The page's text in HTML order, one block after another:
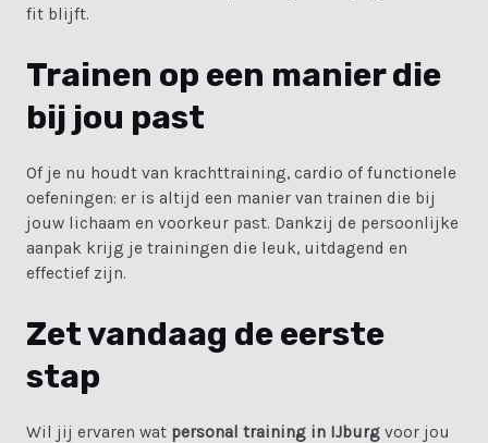
fit blijft.
Trainen op een manier die
bij jou past
Of je nu houdt van krachttraining, cardio of functionele
oefeningen: er is altijd een manier van trainen die bij
jouw lichaam en voorkeur past. Dankzij de persoonlijke
aanpak krijg je trainingen die leuk, uitdagend en
effectief zijn.
Zet vandaag de eerste
stap
Wil jij ervaren wat personal training in IJburgvoor jou